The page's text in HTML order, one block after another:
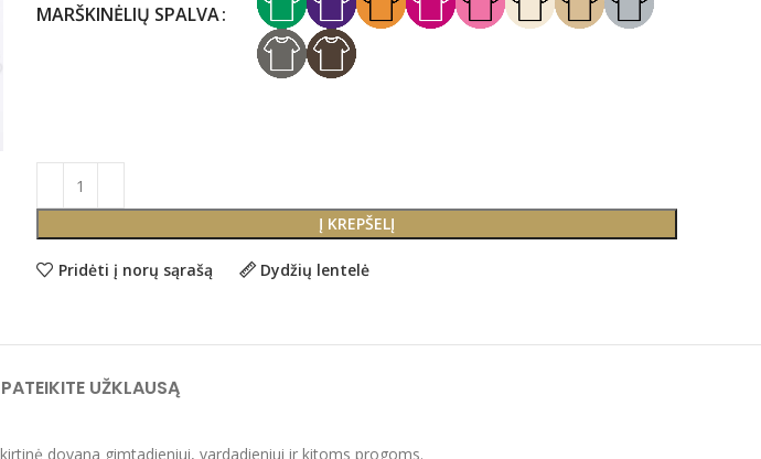
MARŠKINĖLIŲ SPALVA
Į KREPŠELĮ
Pridėti į norų sąrašą Dydžių lentelė
PATEIKITE UŽKLAUSĄ
dovana gimtadieniui, vardadieniui ir kitoms progoms.